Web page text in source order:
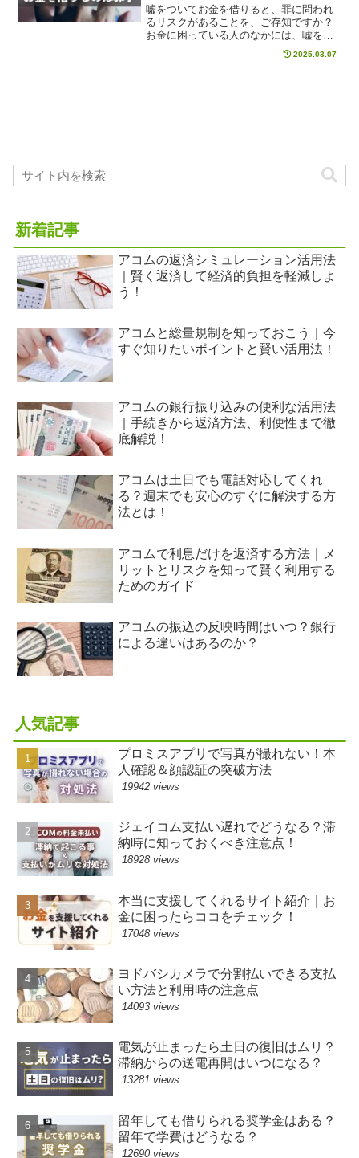
嘘をついてお金を借りると、罪に問われ
るリスクがあることを、ご存知ですか？
お金に困っている人のなかには、嘘をつ
いて人から融資を受けようと画策してい
る人も多いはずです。しかし、気をつけ
2025.03.07
新着記事
アコムの返済シミュレーション活用法
｜賢く返済して経済的負担を軽減しよ
う！
アコムと総量規制を知っておこう｜今
すぐ知りたいポイントと賢い活用法！
アコムの銀行振り込みの便利な活用法
｜手続きから返済方法、利便性まで徹
底解説！
アコムは土日でも電話対応してくれ
る？週末でも安心のすぐに解決する方
法とは！
アコムで利息だけを返済する方法｜メ
リットとリスクを知って賢く利用する
ためのガイド
アコムの振込の反映時間はいつ？銀行
による違いはあるのか？
人気記事
プロミスアプリで写真が撮れない！本
人確認＆顔認証の突破方法
19942 views
ジェイコム支払い遅れでどうなる？滞
納時に知っておくべき注意点！
18928 views
本当に支援してくれるサイト紹介｜お
金に困ったらココをチェック！
17048 views
ヨドバシカメラで分割払いできる支払
い方法と利用時の注意点
14093 views
電気が止まったら土日の復旧はムリ？
滞納からの送電再開はいつになる？
13281 views
留年しても借りられる奨学金はある？
留年で学費はどうなる？
12690 views